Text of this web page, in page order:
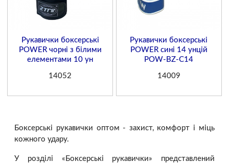
Рукавички боксерські
POWER чорні з білими
елементами 10 ун
14052
Рукавички боксерські
POWER сині 14 унцій
POW-BZ-C14
14009
Боксерські рукавички оптом - захист, комфорт і міць
кожного удару.
У розділі «Боксерські рукавички» представлений